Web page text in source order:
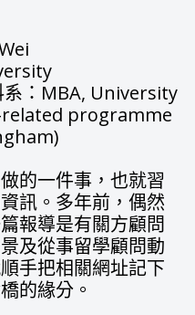
系：MBA, University
programme
的一件事，也就習
訊。多年前，偶然
報導是有關方顧問
及從事留學顧問動
手把相關網址記下
的緣分。